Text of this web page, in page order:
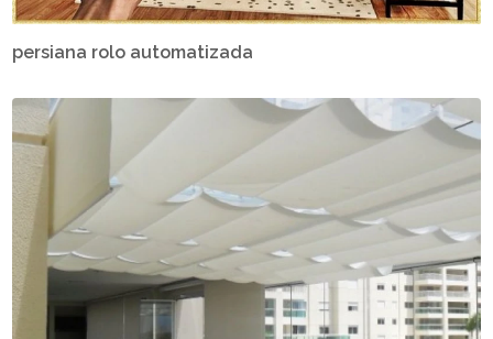
persiana rolo automatizada